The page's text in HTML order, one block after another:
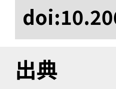
出典